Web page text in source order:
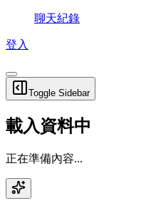
聊天紀錄
登入
Toggle Sidebar
載入資料中
正在準備內容...